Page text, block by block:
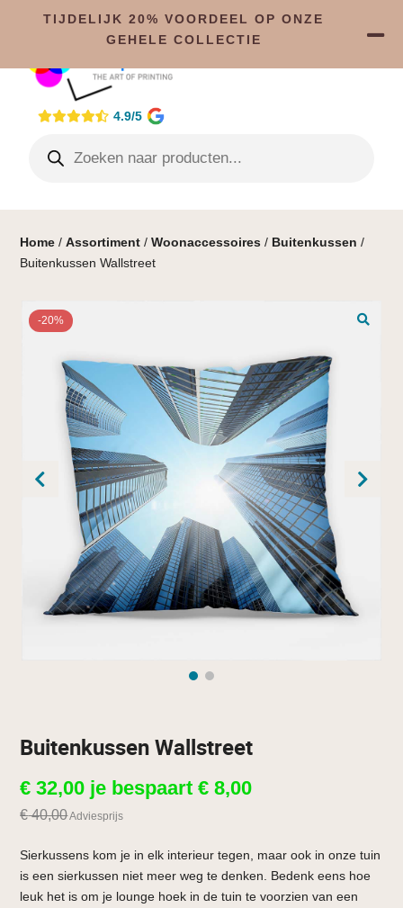
4.9/5
Home /Assortiment /Woonaccessoires / Buitenkussen /
Buitenkussen Wallstreet
-20%
Buitenkussen Wallstreet
€ 32,00 je bespaart€ 8,00
€40,00Adviesprijs
Sierkussens kom je in elk interieur tegen, maar ook in onze tuin
is een sierkussen niet meer weg te denken. Bedenk eens hoe
leuk het is om je lounge hoek in de tuin te voorzien van een
TIJDELIJK 20% VOORDEEL OP ONZE
GEHELE COLLECTIE